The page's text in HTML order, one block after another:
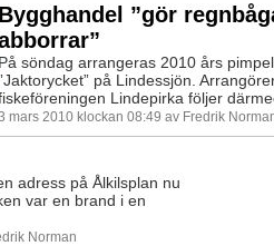
Bygghandel ”gör
På söndag arrangeras 2010 års
på Lindessjön.
Lindepirka följer
mars 2010 klockan 08:49 av Fredrik
adress på Ålkilsplan nu
var en brand i en
Norman